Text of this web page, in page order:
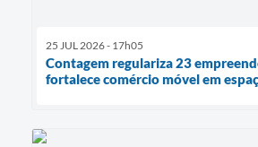
25 JUL 2026 - 17h05
Contagem regulariza 23
fortalece comércio móvel em